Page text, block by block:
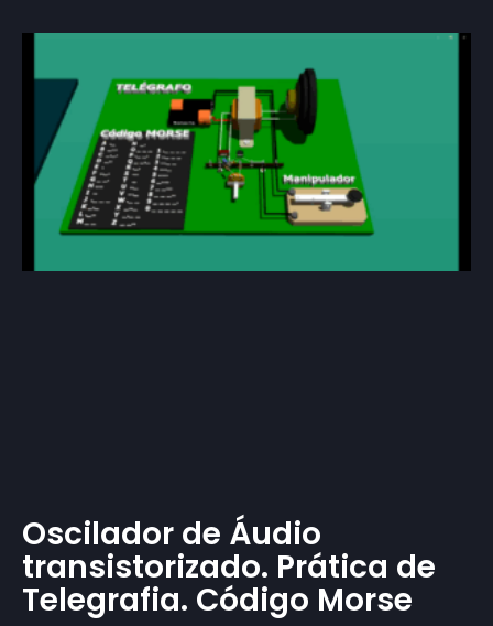
Oscilador de Áudio
transistorizado. Prática de
Telegrafia. Código Morse